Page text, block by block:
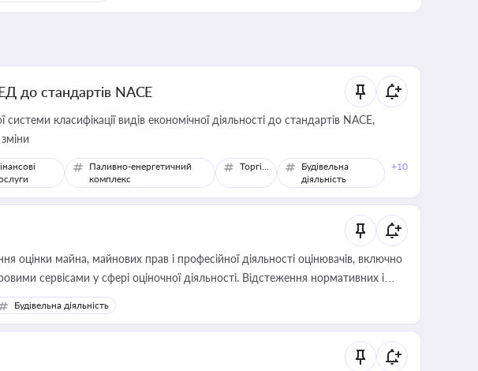
до стандартів NACE
класифікації видів економічної діяльності до стандартів NACE,
Паливно-енергетичний
комплекс
Торгівля
Будівельна
діяльність
+10
оцінки майна, майнових прав і професійної діяльності оцінювачів, включно
сервісами у сфері оціночної діяльності. Відстеження нормативних і
керівника, юриста або бухгалтера під час оподаткування,
угод і перевірки статусу суб'єктів оціночної діяльності
Будівельна діяльність